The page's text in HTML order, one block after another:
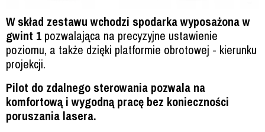
W skład zestawu wchodzi spodarka wyposażona w
gwint 1 pozwalająca na precyzyjne ustawienie
poziomu, a także dzięki platformie obrotowej - kierunku
projekcji.
Pilot do zdalnego sterowania pozwala na
komfortową i wygodną pracę bez konieczności
poruszania lasera.